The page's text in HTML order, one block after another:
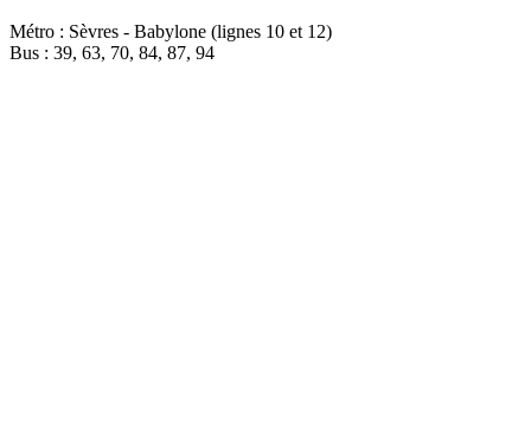
Métro : Sèvres - Babylone (lignes 10 et 12)
Bus : 39, 63, 70, 84, 87, 94